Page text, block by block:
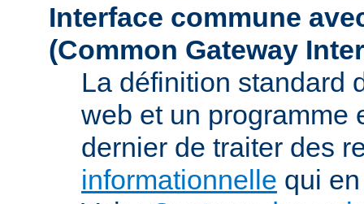
Interface commune
(Common Gateway
La définition standard
web et un programme
dernier de traiter des
informationnelle qui